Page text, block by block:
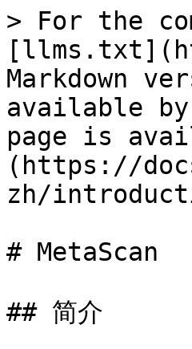
> For the
Markdown
available
page is
(https://
zh/
# MetaScan
## 简介